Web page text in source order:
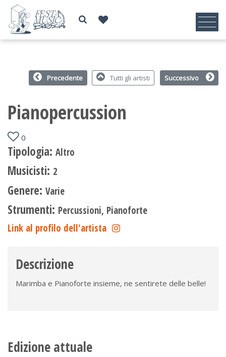
Precedente Tutti gli artisti Successivo
Pianopercussion
0
Tipologia: Altro
Musicisti: 2
Genere: Varie
Strumenti: Percussioni, Pianoforte
Link al profilo dell'artista
Descrizione
Marimba e Pianoforte insieme, ne sentirete delle belle!
Edizione attuale